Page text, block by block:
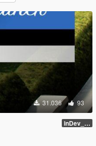
31.036 93
inDev_0.4.145 (16112)